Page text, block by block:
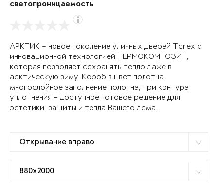
светопроницаемость
АРКТИК – новое поколение уличных дверей Torex с
инновационной технологией ТЕРМОКОМПОЗИТ,
которая позволяет сохранять тепло даже в
арктическую зиму. Короб в цвет полотна,
многослойное заполнение полотна, три контура
уплотнения – доступное готовое решение для
эстетики, защиты и тепла Вашего дома.